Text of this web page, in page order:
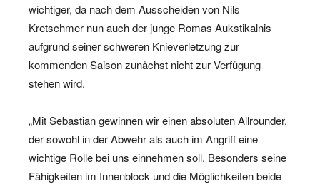
wichtiger, da nach dem Ausscheiden von Nils
Kretschmer nun auch der junge Romas Aukstikalnis
aufgrund seiner schweren Knieverletzung zur
kommenden Saison zunächst nicht zur Verfügung
stehen wird.
„Mit Sebastian gewinnen wir einen absoluten Allrounder,
der sowohl in der Abwehr als auch im Angriff eine
wichtige Rolle bei uns einnehmen soll. Besonders seine
Fähigkeiten im Innenblock und die Möglichkeiten beide